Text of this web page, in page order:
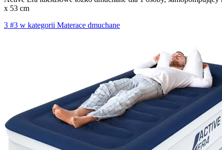
x 53 cm
3 #3 w kategorii Materace dmuchane